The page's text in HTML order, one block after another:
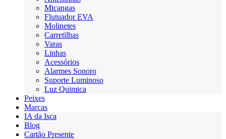
Miçangas
Flutuador EVA
Molinetes
Carretilhas
Varas
Linhas
Acessórios
Alarmes Sonoro
Suporte Luminoso
Luz Quimica
Peixes
Marcas
IA da Isca
Blog
Cartão Presente